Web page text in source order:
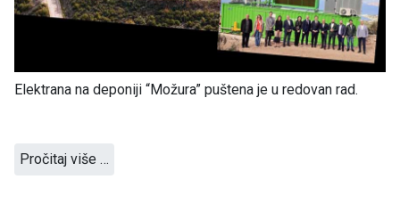
Elektrana na deponiji “Možura” puštena je u redovan rad.
Pročitaj više …